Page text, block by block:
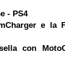
- PS4
e la
con